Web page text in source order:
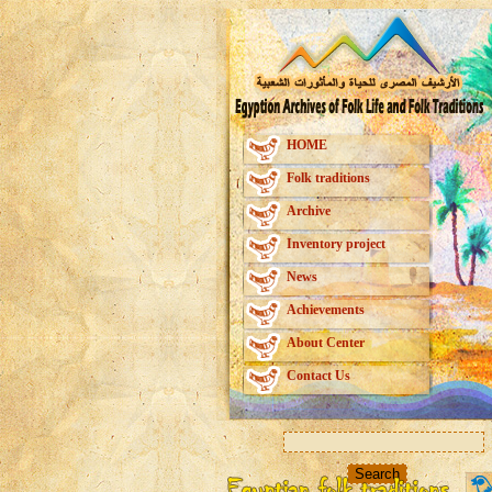
HOME
Folk traditions
Archive
Inventory project
News
Achievements
About Center
Contact Us